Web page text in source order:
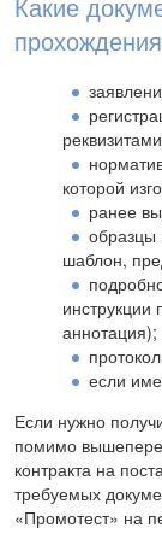
которой
ранее
образцы
шаблон,
аннотация);
если
Если нужно
помимо
контракта на
требуемых
«Промотест» на